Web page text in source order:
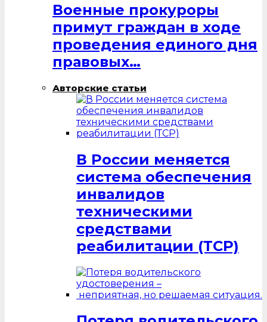
Военные прокуроры
примут граждан в ходе
проведения единого дня
правовых…
Авторские статьи
В России меняется
система обеспечения
инвалидов
техническими
средствами
реабилитации (ТСР)